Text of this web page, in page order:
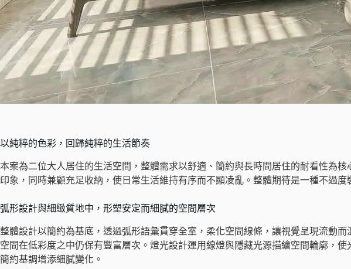
以純粹的色彩，回歸純粹的生活節奏
本案為二位大人居住的生活空間，整體需求以舒適、簡約與長時間居住的耐看性為
印象，同時兼顧充足收納，使日常生活維持有序而不顯凌亂。整體期待是一種不過
弧形設計與細緻質地中，形塑安定而細膩的空間層次
整體設計以簡約為基底，透過弧形語彙貫穿全室，柔化空間線條，讓視覺呈現流動
空間在低彩度之中仍保有豐富層次。燈光設計運用線燈與隱藏光源描繪空間輪廓，
簡約基調增添細膩變化。